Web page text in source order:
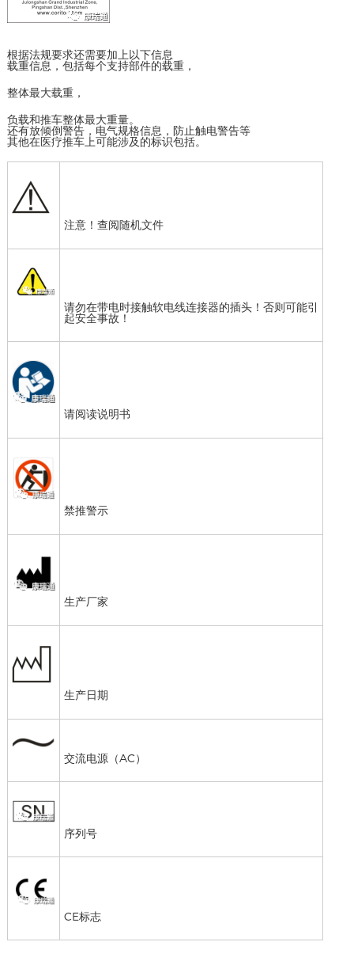
根据法规要求还需要加上以下信息
载重信息，包括每个支持部件的载重，
整体最大载重，
负载和推车整体最大重量。
还有放倾倒警告，电气规格信息，防止触电警告等
其他在医疗推车上可能涉及的标识包括。
注意！查阅随机文件
请勿在带电时接触软电线连接器的插头！否则可能引
起安全事故！
请阅读说明书
禁推警示
生产厂家
生产日期
交流电源（AC）
序列号
CE标志